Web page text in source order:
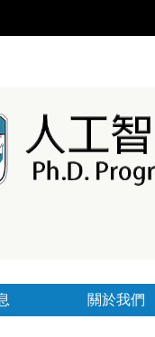
關於我們